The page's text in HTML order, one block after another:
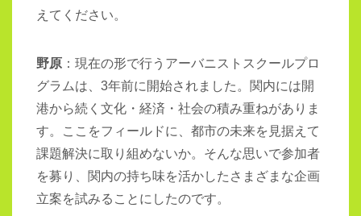
えてください。
野原 ：現在の形で行うアーバニストスクールプロ
グラムは、3年前に開始されました。関内には開
港から続く文化・経済・社会の積み重ねがありま
す。ここをフィールドに、都市の未来を見据えて
課題解決に取り組めないか。そんな思いで参加者
を募り、関内の持ち味を活かしたさまざまな企画
立案を試みることにしたのです。